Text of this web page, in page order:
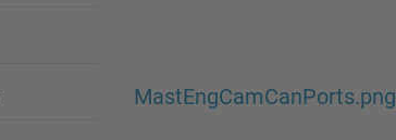
MastEngCamCanPorts.png